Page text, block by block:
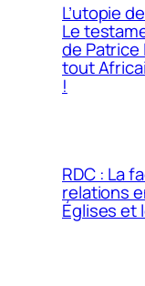
L’utopie
Le
de Patrice
tout
!
RDC : La
relations
Églises et